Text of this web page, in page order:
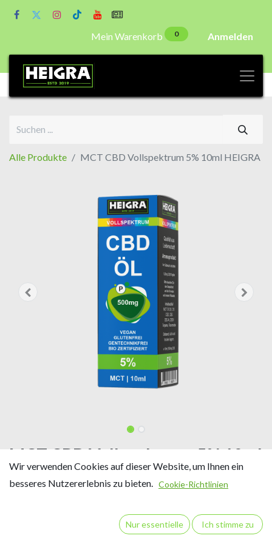
Mein Warenkorb 0 Anmelden
Alle Produkte MCT CBD Vollspektrum 5% 10ml HEIGRA
MCT CBD Vollspektrum 5% 10ml
HEIGRA
Inhalt: 10 ml / ca. 275 Tropfen
10 ml Vollspektrum CBD-Öl enthalten 500 mg CBD
Wir verwenden Cookies auf dieser Website, um Ihnen ein
besseres Nutzererlebnis zu bieten. Cookie-Richtlinien
Nur essentielle Ich stimme zu